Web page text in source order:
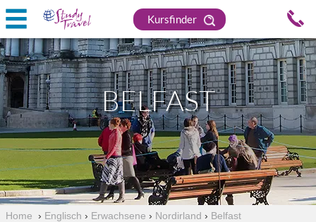
Kursfinder
BELFAST
Home › Englisch › Erwachsene › Nordirland › Belfast